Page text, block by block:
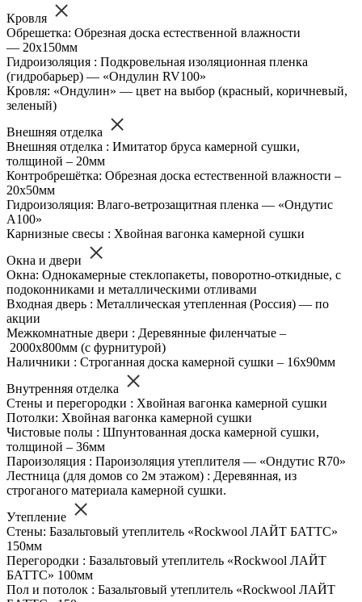
Кровля
Обрешетка: Обрезная доска естественной влажности
— 20х150мм
Гидроизоляция : Подкровельная изоляционная пленка
(гидробарьер) — «Ондулин RV100»
Кровля: «Ондулин» — цвет на выбор (красный, коричневый,
зеленый)
Внешняя отделка
Внешняя отделка : Имитатор бруса камерной сушки,
толщиной – 20мм
Контробрешётка: Обрезная доска естественной влажности –
20х50мм
Гидроизоляция: Влаго-ветрозащитная пленка — «Ондутис
А100»
Карнизные свесы : Хвойная вагонка камерной сушки
Окна и двери
Окна: Однокамерные стеклопакеты, поворотно-откидные, с
подоконниками и металлическими отливами
Входная дверь : Металлическая утепленная (Россия) — по
акции
Межкомнатные двери : Деревянные филенчатые –
2000х800мм (с фурнитурой)
Наличники : Строганная доска камерной сушки – 16х90мм
Внутренняя отделка
Стены и перегородки : Хвойная вагонка камерной сушки
Потолки: Хвойная вагонка камерной сушки
Чистовые полы : Шпунтованная доска камерной сушки,
толщиной – 36мм
Пароизоляция : Пароизоляция утеплителя — «Ондутис R70»
Лестница (для домов со 2м этажом) : Деревянная, из
строганого материала камерной сушки.
Утепление
Стены: Базальтовый утеплитель «Rockwool ЛАЙТ БАТТС»
150мм
Перегородки : Базальтовый утеплитель «Rockwool ЛАЙТ
БАТТС» 100мм
Пол и потолок : Базальтовый утеплитель «Rockwool ЛАЙТ